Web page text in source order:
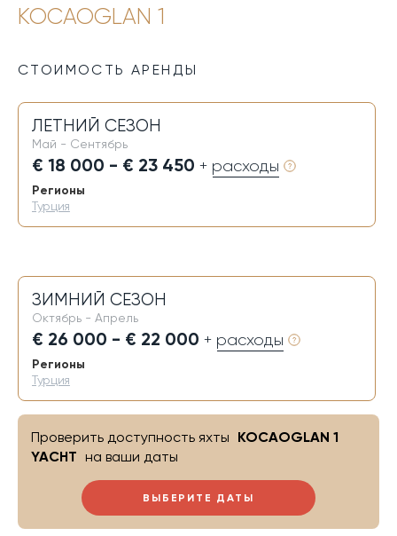
KOCAOGLAN 1
СТОИМОСТЬ АРЕНДЫ
ЛЕТНИЙ СЕЗОН
Май - Сентябрь
€ 18 000 - € 23 450 + расходы
Регионы
Турция
ЗИМНИЙ СЕЗОН
Октябрь - Апрель
€ 26 000 - € 22 000 + расходы
Регионы
Турция
ВЫБЕРИТЕ ДАТЫ
Проверить доступность яхты KOCAOGLAN 1
YACHT на ваши даты